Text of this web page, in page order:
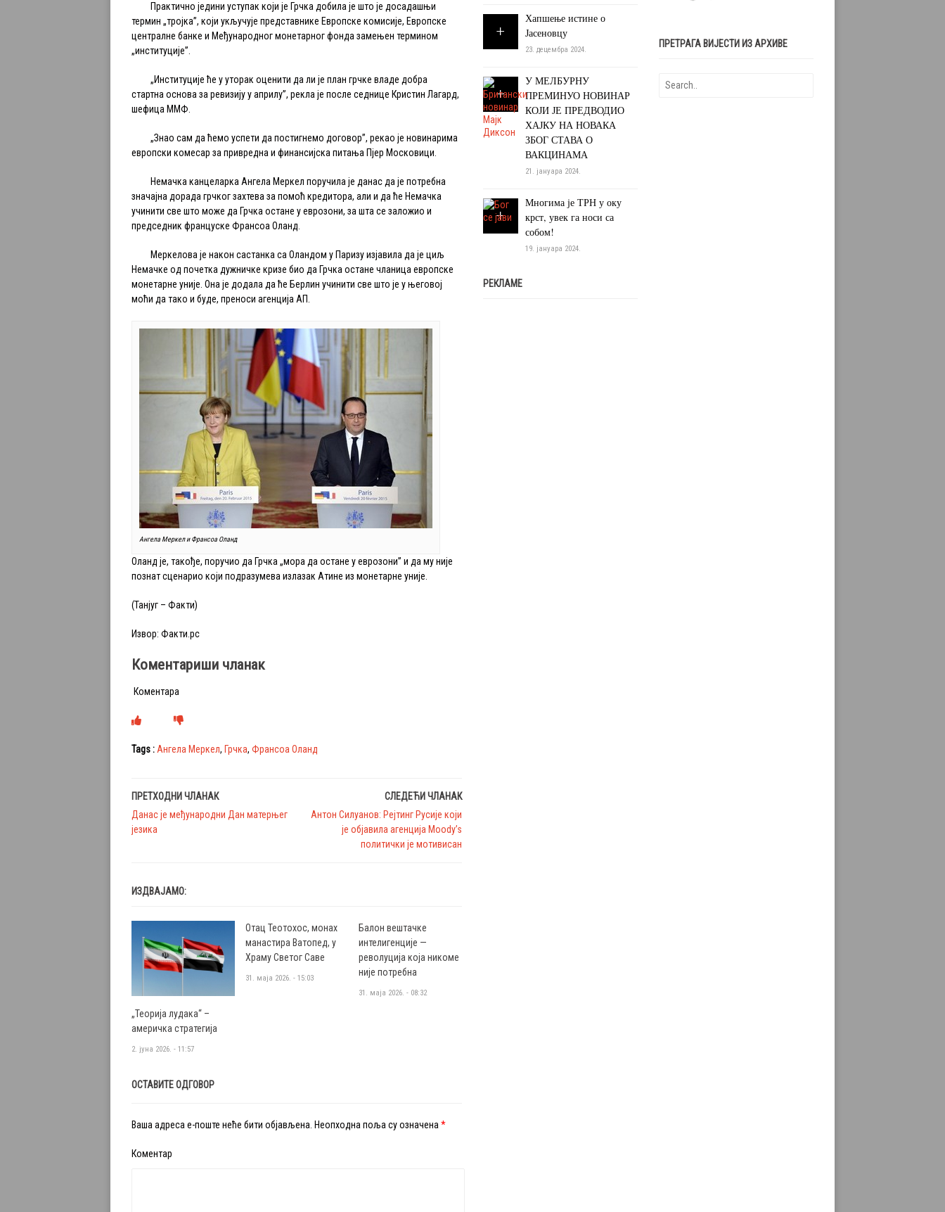
Практично једини уступак који је Грчка добила је што је досадашњи
термин „тројка”, који укључује представнике Европске комисије, Европске
централне банке и Међународног монетарног фонда замењен термином
„институције”.
„Институције ће у уторак оценити да ли је план грчке владе добра
стартна основа за ревизију у априлу”, рекла је после седнице Кристин Лагард,
шефица ММФ.
„Знао сам да ћемо успети да постигнемо договор”, рекао је новинарима
европски комесар за привредна и финансијска питања Пјер Московици.
Немачка канцеларка Ангела Меркел поручила је данас да је потребна
значајна дорада грчког захтева за помоћ кредитора, али и да ће Немачка
учинити све што може да Грчка остане у еврозони, за шта се заложио и
председник француске Франсоа Оланд.
Меркелова је након састанка са Оландом у Паризу изјавила да је циљ
Немачке од почетка дужничке кризе био да Грчка остане чланица европске
монетарне уније. Она је додала да ће Берлин учинити све што је у његовој
моћи да тако и буде, преноси агенција АП.
Ангела Меркел и Франсоа Оланд
Оланд је, такође, поручио да Грчка „мора да остане у еврозони” и да му није
познат сценарио који подразумева излазак Атине из монетарне уније.
(Танјуг – Факти)
Извор: Факти.рс
Коментариши чланак
Коментара
Tags : Ангела Меркел, Грчка, Франсоа Оланд
ПРЕТХОДНИ ЧЛАНАК
Данас је међународни Дан матерњег
језика
СЛЕДЕЋИ ЧЛАНАК
Антон Силуанов: Рејтинг Русије који
је објавила агенција Moody’s
политички је мотивисан
ИЗДВАЈАМО:
„Теорија лудака“ –
америчка стратегија
2. јуна 2026. - 11:57
Отац Теотохос, монах
манастира Ватопед, у
Храму Светог Саве
31. маја 2026. - 15:03
Балон вештачке
интелигенције —
револуција која никоме
није потребна
31. маја 2026. - 08:32
ОСТАВИТЕ ОДГОВОР
Ваша адреса е-поште неће бити објављена. Неопходна поља су означена *
Коментар
Хапшење истине о
Јасеновцу
23. децембра 2024.
У МЕЛБУРНУ
ПРЕМИНУО НОВИНАР
КОЈИ ЈЕ ПРЕДВОДИО
ХАЈКУ НА НОВАКА
ЗБОГ СТАВА О
ВАКЦИНАМА
21. јануара 2024.
Многима је ТРН у оку
крст, увек га носи са
собом!
19. јануара 2024.
РЕКЛАМЕ
ПРЕТРАГА ВИЈЕСТИ ИЗ АРХИВЕ